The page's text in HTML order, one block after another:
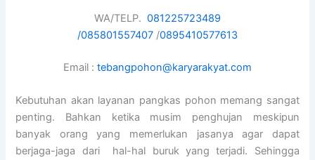
WA/TELP. 081225723489
/085801557407 /0895410577613
Email : tebangpohon@karyarakyat.com
Kebutuhan akan layanan pangkas pohon memang sangat
penting. Bahkan ketika musim penghujan meskipun
banyak orang yang memerlukan jasanya agar dapat
berjaga-jaga dari hal-hal buruk yang terjadi. Sehingga